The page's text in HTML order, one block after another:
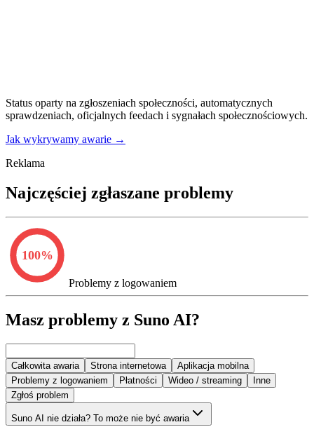
Status oparty na zgłoszeniach społeczności, automatycznych
sprawdzeniach, oficjalnych feedach i sygnałach społecznościowych.
Jak wykrywamy awarie →
Reklama
Najczęściej zgłaszane problemy
100%
Problemy z logowaniem
Masz problemy z Suno AI?
Całkowita awaria Strona internetowa
Aplikacja mobilna
Problemy z logowaniem
Płatności Wideo / streaming
Inne
Zgłoś problem
Suno AI nie działa? To może nie być awaria